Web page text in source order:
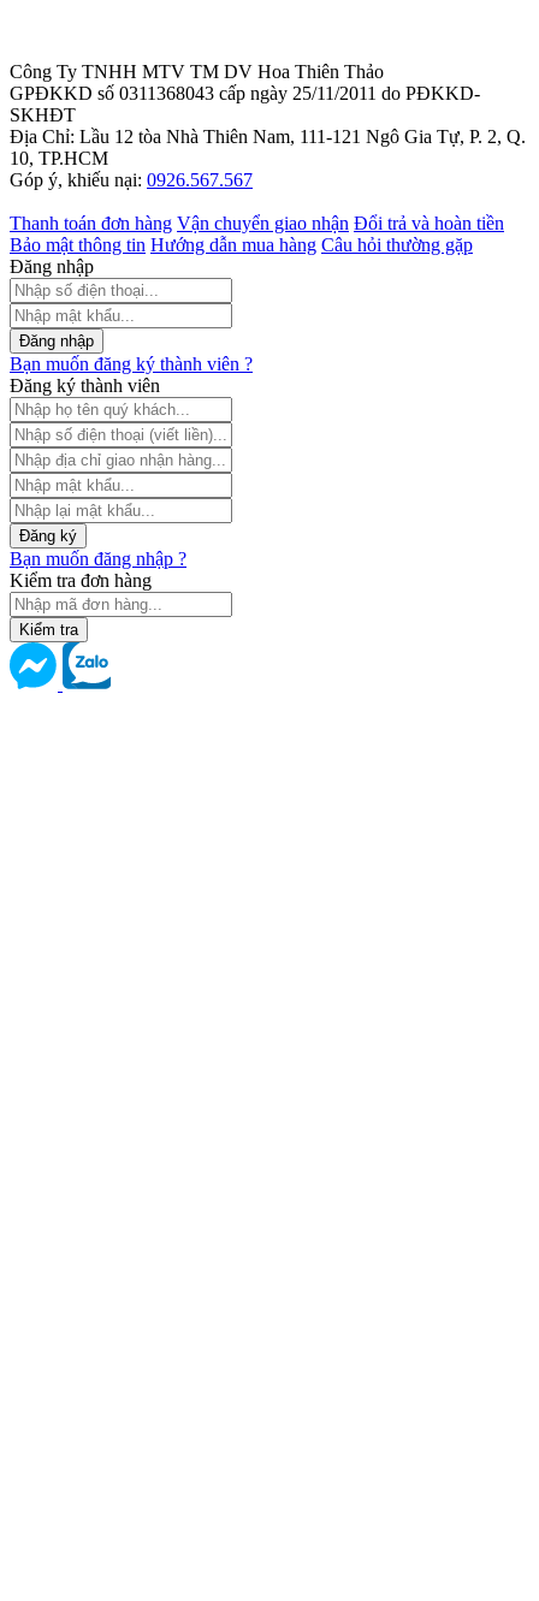
Công Ty TNHH MTV TM DV Hoa Thiên Thảo
GPĐKKD số 0311368043 cấp ngày 25/11/2011 do PĐKKD-
SKHĐT
Địa Chỉ: Lầu 12 tòa Nhà Thiên Nam, 111-121 Ngô Gia Tự, P. 2, Q.
10, TP.HCM
Góp ý, khiếu nại: 0926.567.567
Thanh toán đơn hàng Vận chuyển giao nhận Đổi trả và hoàn tiền
Bảo mật thông tin Hướng dẫn mua hàng Câu hỏi thường gặp
Đăng nhập
Đăng nhập
Bạn muốn đăng ký thành viên ?
Đăng ký thành viên
Đăng ký
Bạn muốn đăng nhập ?
Kiểm tra đơn hàng
Kiểm tra